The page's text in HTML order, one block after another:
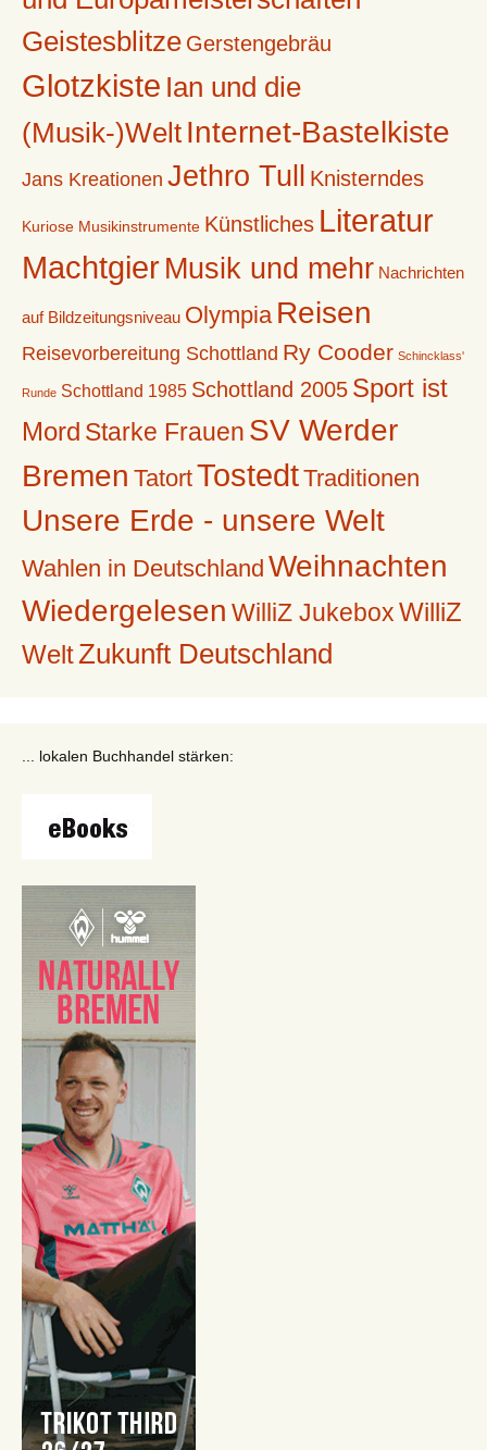
Geistesblitze Gerstengebräu
Glotzkiste Ian und die
(Musik-)Welt Internet-Bastelkiste
Jans Kreationen Jethro Tull Knisterndes
Kuriose Musikinstrumente Künstliches Literatur
MachtgierMusik und mehr Nachrichten
auf Bildzeitungsniveau Olympia Reisen
Reisevorbereitung Schottland Ry Cooder Schincklass'
Runde Schottland 1985 Schottland 2005 Sport ist
Mord Starke Frauen SV Werder
Bremen TatortTostedtTraditionen
Unsere Erde - unsere Welt
Wahlen in Deutschland Weihnachten
Wiedergelesen WilliZ Jukebox WilliZ
WeltZukunft Deutschland
... lokalen Buchhandel stärken: